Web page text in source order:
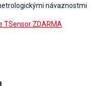
návaznostmi
TSensor ZDARMA